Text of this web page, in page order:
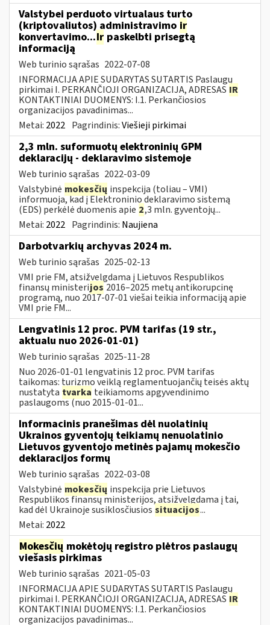
Valstybei perduoto virtualaus turto
(kriptovaliutos) administravimo ir
konvertavimo...Ir paskelbti prisegtą
informaciją
Web turinio sąrašas 2022-07-08
INFORMACIJA APIE SUDARYTAS SUTARTIS Paslaugų
pirkimai I. PERKANČIOJI ORGANIZACIJA, ADRESAS IR
KONTAKTINIAI DUOMENYS: I.1. Perkančiosios
organizacijos pavadinimas...
Metai: 2022 Pagrindinis:Viešieji pirkimai
2,3 mln. suformuotų elektroninių GPM
deklaracijų - deklaravimo sistemoje
Web turinio sąrašas 2022-03-09
Valstybinė mokesčių inspekcija (toliau – VMI)
informuoja, kad į Elektroninio deklaravimo sistemą
(EDS) perkėlė duomenis apie 2,3 mln. gyventojų...
Metai: 2022 Pagrindinis: Naujiena
Darbotvarkių archyvas 2024 m.
Web turinio sąrašas 2025-02-13
VMI prie FM, atsižvelgdama į Lietuvos Respublikos
finansų ministerijos 2016–2025 metų antikorupcinę
programą, nuo 2017-07-01 viešai teikia informaciją apie
VMI prie FM...
Lengvatinis 12 proc. PVM tarifas (19 str.,
aktualu nuo 2026-01-01)
Web turinio sąrašas 2025-11-28
Nuo 2026-01-01 lengvatinis 12 proc. PVM tarifas
taikomas: turizmo veiklą reglamentuojančių teisės aktų
nustatyta tvarka teikiamoms apgyvendinimo
paslaugoms (nuo 2015-01-01...
Informacinis pranešimas dėl nuolatinių
Ukrainos gyventojų teikiamų nenuolatinio
Lietuvos gyventojo metinės pajamų mokesčio
deklaracijos formų
Web turinio sąrašas 2022-03-08
Valstybinė mokesčių inspekcija prie Lietuvos
Respublikos finansų ministerijos, atsižvelgdama į tai,
kad dėl Ukrainoje susiklosčiusios situacijos...
Metai: 2022
Mokesčių mokėtojų registro plėtros paslaugų
viešasis pirkimas
Web turinio sąrašas 2021-05-03
INFORMACIJA APIE SUDARYTAS SUTARTIS Paslaugų
pirkimai I. PERKANČIOJI ORGANIZACIJA, ADRESAS IR
KONTAKTINIAI DUOMENYS: I.1. Perkančiosios
organizacijos pavadinimas...